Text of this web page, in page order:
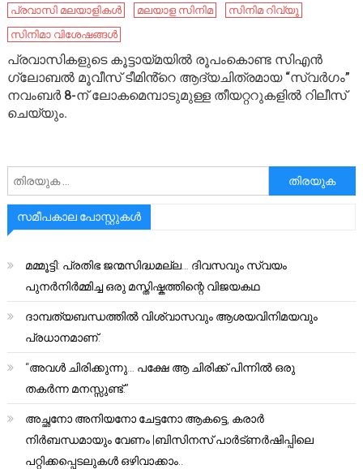
പ്രവാസി മലയാളികൾ
മലയാള സിനിമ
സിനിമ റിവ്യൂ
സിനിമാ വിശേഷങ്ങൾ
പ്രവാസികളുടെ കൂട്ടായ്മയിൽ രൂപംകൊണ്ട സിഎൻ ​
ഗ്ലോബൽ മൂവീസ് ടീമിൻ്റെ ആദ്യചിത്രമായ “സ്വർ​ഗം”
നവംബർ 8-ന് ലോകമെമ്പാടുമുള്ള തീയറ്ററുകളിൽ റിലീസ്
ചെയ്യും.
അനേഷിക്കുക
സമീപകാല പോസ്റ്റുകൾ
മമ്മൂട്ടി: പ്രതിഭ ജന്മസിദ്ധമല്ല… ദിവസവും സ്വയം
പുനർനിർമ്മിച്ച ഒരു മസ്തിഷ്കത്തിന്റെ വിജയകഥ
ദാമ്പത്യബന്ധത്തിൽ വിശ്വാസവും ആശയവിനിമയവും
പ്രധാനമാണ്.
“അവൾ ചിരിക്കുന്നു… പക്ഷേ ആ ചിരിക്ക് പിന്നിൽ ഒരു
തകർന്ന മനസ്സുണ്ട്.”
അച്ഛനോ അനിയനോ ചേട്ടനോ ആകട്ടെ, കരാർ
നിർബന്ധമായും വേണം |ബിസിനസ് പാർട്ണർഷിപ്പിലെ
പറ്റിക്കപ്പെടലുകൾ ഒഴിവാക്കാം..